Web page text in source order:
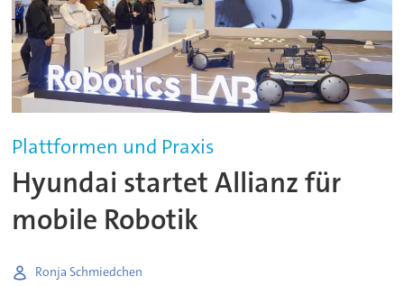
Plattformen und Praxis
Hyundai startet Allianz für
mobile Robotik
Ronja Schmiedchen